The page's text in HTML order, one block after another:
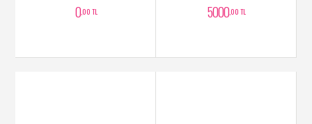
0,00 TL 5000,00 TL